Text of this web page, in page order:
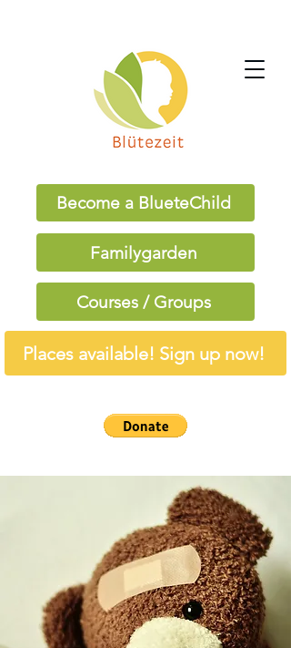
Become a BlueteChild
Familygarden
Courses / Groups
Places available! Sign up now!